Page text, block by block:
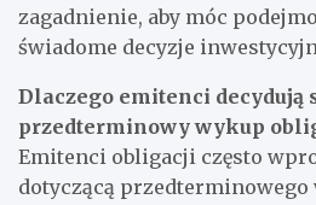
zagadnienie, aby móc
świadome decyzje
Dlaczego emitenci decydują
przedterminowy wykup
Emitenci obligacji często
dotyczącą przedterminowego